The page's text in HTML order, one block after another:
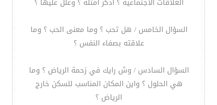
السؤال الخامس / هل تحب ؟ وما معنى الحب ؟ وما
علاقته بصفاء النفس ؟
السؤال السادس / وش رايك في زحمة الرياض ؟ وما
هي الحلول ؟ واين المكان المناسب للسكن خارج
الرياض ؟